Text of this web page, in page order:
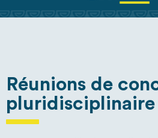
Réunions de
pluridisciplinaire